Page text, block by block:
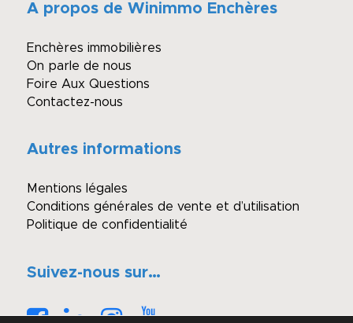
A propos de Winimmo Enchères
Enchères immobilières
On parle de nous
Foire Aux Questions
Contactez-nous
Autres informations
Mentions légales
Conditions générales de vente et d’utilisation
Politique de confidentialité
Suivez-nous sur…